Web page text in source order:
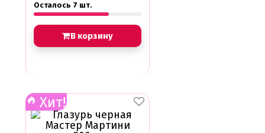
Осталось 7 шт.
В корзину
Хит!